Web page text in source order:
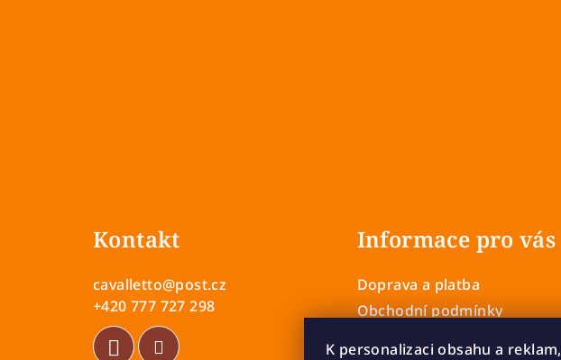
K personalizaci obsahu a reklam,
Kontakt
cavalletto@post.cz
+420 777 727 298
Informace pro vás
Doprava a platba
Obchodní podmínky